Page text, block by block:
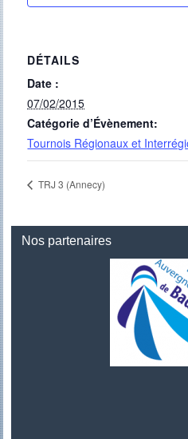
DÉTAILS
Date :
07/02/2015
Catégorie d’Évènement:
Tournois Régionaux et
TRJ 3 (Annecy)
Nos partenaires